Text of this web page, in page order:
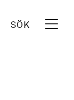
SÖK